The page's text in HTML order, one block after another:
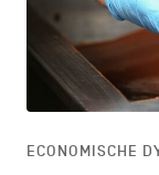
ECONOMISCHE